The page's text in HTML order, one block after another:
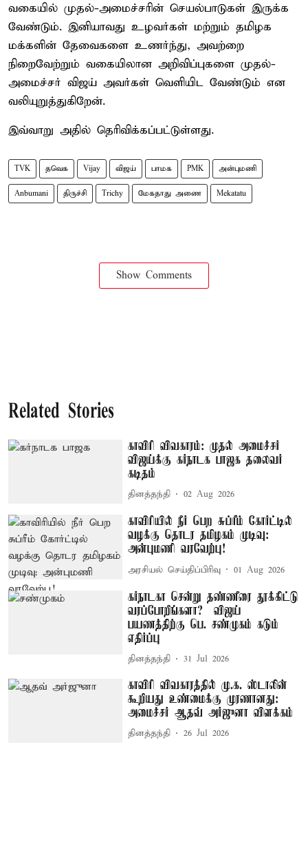
வகையில் முதல்-அமைச்சரின் செயல்பாடுகள் இருக்க
வேண்டும். இனியாவது உழவர்கள் மற்றும் தமிழக
மக்களின் தேவைகளை உணர்ந்து, அவற்றை
நிறைவேற்றும் வகையிலான அறிவிப்புகளை முதல்-
அமைச்சர் விஜய் அவர்கள் வெளியிட வேண்டும் என
வலியுறுத்துகிறேன்.
இவ்வாறு அதில் தெரிவிக்கப்பட்டுள்ளது.
TVK தவெக Vijay விஜய் பாமக PMK அன்புமணி
Anbumani திருச்சி Trichy மேகதாது அணை Mekatatu
Show Comments
Related Stories
காவிரி விவகாரம்: முதல் அமைச்சர்
விஜய்க்கு கர்நாடக பாஜக தலைவர்
கடிதம்
தினத்தந்தி 02 Aug 2026
காவிரியில் நீர் பெற சுப்ரீம் கோர்ட்டில்
வழக்கு தொடர தமிழகம் முடிவு:
அன்புமணி வரவேற்பு!
அரசியல் செய்திப்பிரிவு 01 Aug 2026
கர்நாடகா சென்று தண்ணீரை தூக்கிட்டு
வரப்போறீங்களா? – விஜய்
பயணத்திற்கு பெ. சண்முகம் கடும்
எதிர்ப்பு
தினத்தந்தி 31 Jul 2026
காவிரி விவகாரத்தில் மு.க. ஸ்டாலின்
கூறியது உண்மைக்கு முரணானது:
அமைச்சர் ஆதவ் அர்ஜுனா விளக்கம்
தினத்தந்தி 26 Jul 2026